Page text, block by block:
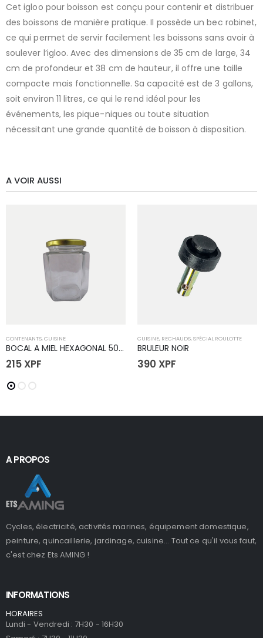
Cet igloo pour boisson est conçu pour contenir et distribuer
des boissons de manière pratique. Il possède un bec robinet,
ce qui permet de servir facilement les boissons sans avoir à
soulever l’igloo. Avec des dimensions de 35 cm de large, 34
cm de profondeur et 38 cm de hauteur, il offre une taille
compacte mais fonctionnelle. Sa capacité est de 3 gallons,
soit environ 11 litres, ce qui le rend idéal pour les
événements, les pique-niques ou toute situation
nécessitant une grande quantité de boisson à disposition.
A VOIR AUSSI
CONTENANTS, CUISINE
BOCAL A MIEL HEXAGONAL 500ML
215 XPF
CUISINE, RECHAUDS, SPÉCIAL ROULOTTE
BRULEUR NOIR
390 XPF
A PROPOS
Cycles, électricité, activités marines, équipement domestique,
peinture, quincaillerie, jardinage, cuisine... Tout ce qu'il vous faut,
c'est chez Ets AMING !
INFORMATIONS
HORAIRES
Lundi - Vendredi : 7H30 - 16H30